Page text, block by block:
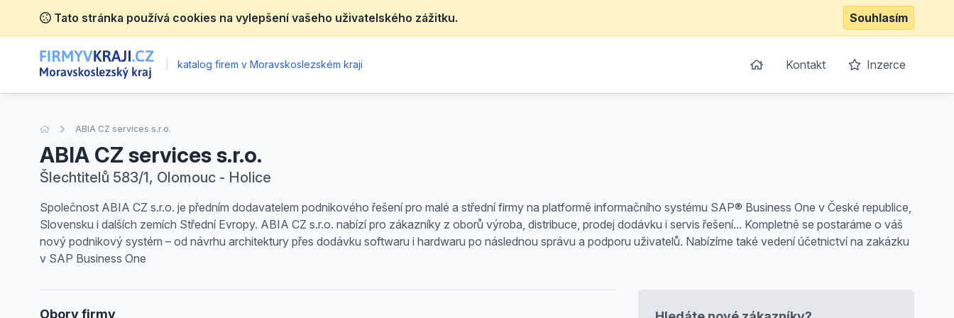
Tato stránka používá cookies na vylepšení vašeho uživatelského zážitku. Souhlasím
katalog firem v Moravskoslezském kraji Kontakt Inzerce
Úvodní stránka
ABIA CZ services s.r.o.
ABIA CZ services s.r.o.
Šlechtitelů 583/1, Olomouc - Holice
Společnost ABIA CZ s.r.o. je předním dodavatelem podnikového řešení pro malé a střední firmy na platformě informačního systému SAP® Business One v České republice,
Slovensku i dalších zemích Střední Evropy. ABIA CZ s.r.o. nabízí pro zákazníky z oborů výroba, distribuce, prodej dodávku i servis řešení... Kompletně se postaráme o váš
nový podnikový systém – od návrhu architektury přes dodávku softwaru i hardwaru po následnou správu a podporu uživatelů. Nabízíme také vedení účetnictví na zakázku
v SAP Business One
Obory firmy